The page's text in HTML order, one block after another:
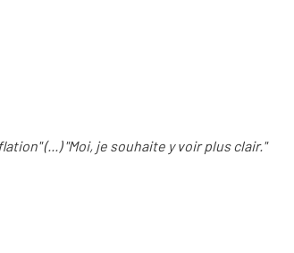
(...) "Moi, je souhaite y voir plus clair."